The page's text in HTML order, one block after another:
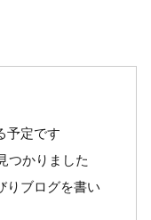
予定です
つかりました
りブログを書い